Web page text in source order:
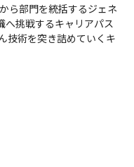
ら部門を統括するジェネ
へ挑戦するキャリアパス
技術を突き詰めていくキ